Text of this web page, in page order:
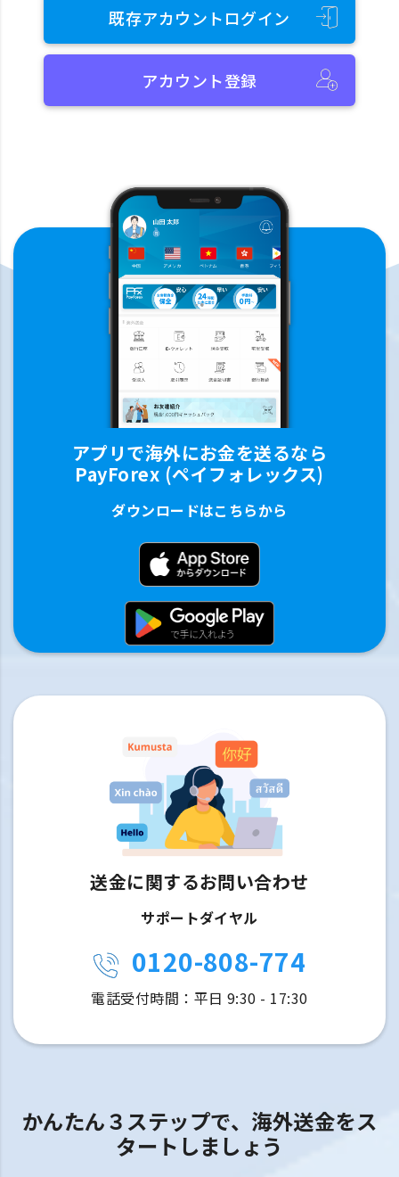
既存アカウントログイン
アカウント登録
アプリで海外にお金を送るなら
PayForex (ペイフォレックス)
ダウンロードはこちらから
送金に関するお問い合わせ
サポートダイヤル
0120-808-774
電話受付時間：平日 9:30 - 17:30
かんたん３ステップで、海外送金をス
タートしましょう